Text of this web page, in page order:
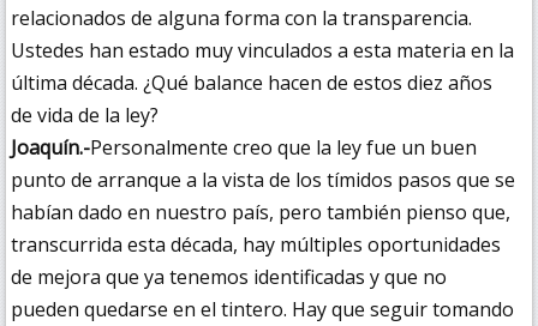
relacionados de alguna forma con la transparencia.
Ustedes han estado muy vinculados a esta materia en la
última década. ¿Qué balance hacen de estos diez años
de vida de la ley?
Joaquín.-Personalmente creo que la ley fue un buen
punto de arranque a la vista de los tímidos pasos que se
habían dado en nuestro país, pero también pienso que,
transcurrida esta década, hay múltiples oportunidades
de mejora que ya tenemos identificadas y que no
pueden quedarse en el tintero. Hay que seguir tomando